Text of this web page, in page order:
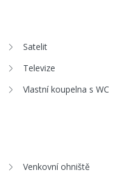
Satelit
Televize
Vlastní koupelna s WC
Venkovní ohniště